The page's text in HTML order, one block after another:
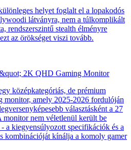
helyet foglalt el a lopakodós
látványra, nem a túlkomplikált
rendszerszintű stealth élményre
az örökséget viszi tovább.
2K QHD Gaming Monitor
középkategóriás, de prémium
monitor, amely 2025-2026 fordulóján
választásként a 27
monitor nem véletlenül került be
a kiegyensúlyozott specifikációk és a
kombinációját kínálja a komoly gamer